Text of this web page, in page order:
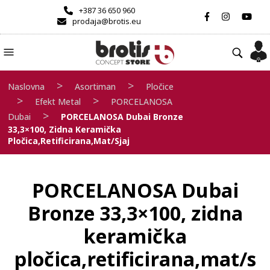
+387 36 650 960
prodaja@brotis.eu
Naslovna > Asortiman > Pločice
> Efekt Metal >
PORCELANOSA
Dubai
>
PORCELANOSA Dubai Bronze
33,3×100, Zidna Keramička
Pločica,retificirana,mat/sjaj
PORCELANOSA Dubai
Bronze 33,3×100, zidna
keramička
pločica,retificirana,mat/s